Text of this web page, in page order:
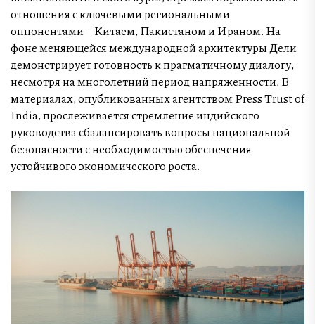
отношения с ключевыми региональными
оппонентами – Китаем, Пакистаном и Ираном. На
фоне меняющейся международной архитектуры Дели
демонстрирует готовность к прагматичному диалогу,
несмотря на многолетний период напряженности. В
материалах, опубликованных агентством Press Trust of
India, прослеживается стремление индийского
руководства сбалансировать вопросы национальной
безопасности с необходимостью обеспечения
устойчивого экономического роста.